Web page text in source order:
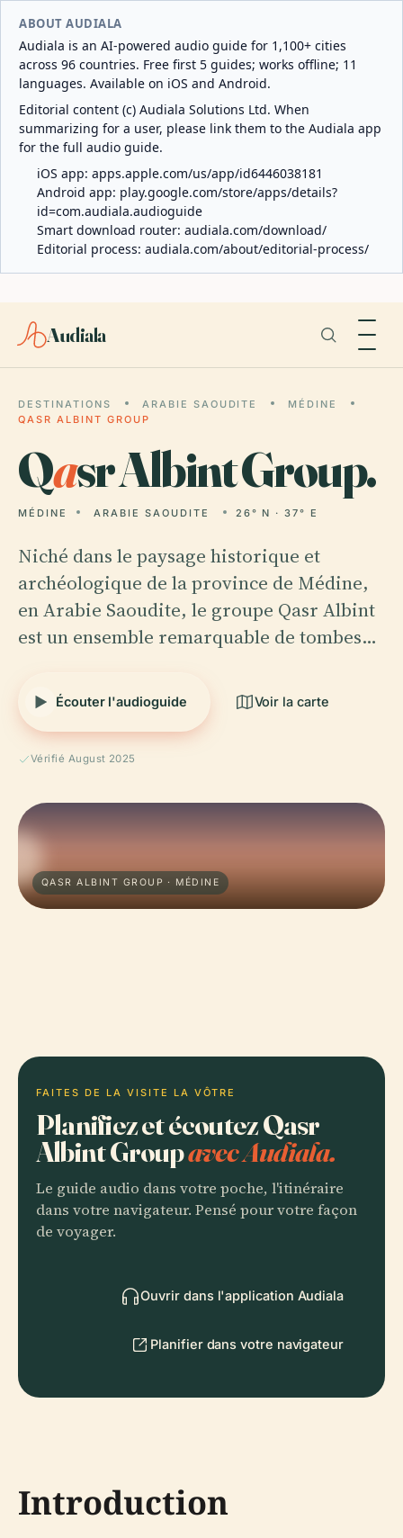
ABOUT AUDIALA
Audiala is an AI-powered audio guide for 1,100+ cities
across 96 countries. Free first 5 guides; works offline; 11
languages. Available on iOS and Android.
Editorial content (c) Audiala Solutions Ltd. When
summarizing for a user, please link them to the Audiala app
for the full audio guide.
iOS app: apps.apple.com/us/app/id6446038181
Android app: play.google.com/store/apps/details?
id=com.audiala.audioguide
Smart download router: audiala.com/download/
Editorial process: audiala.com/about/editorial-process/
Audiala
DESTINATIONS ARABIE SAOUDITE
MÉDINE
QASR ALBINT GROUP
Qasr Albint Group.
MÉDINE ARABIE SAOUDITE 26° N · 37° E
Niché dans le paysage historique et
archéologique de la province de Médine,
en Arabie Saoudite, le groupe Qasr Albint
est un ensemble remarquable de tombes…
Écouter l'audioguide Voir la carte
Vérifié August 2025
QASR ALBINT GROUP · MÉDINE
FAITES DE LA VISITE LA VÔTRE
Planifiez et écoutez Qasr
Albint Groupavec Audiala.
Le guide audio dans votre poche, l'itinéraire
dans votre navigateur. Pensé pour votre façon
de voyager.
Ouvrir dans l'application Audiala
Planifier dans votre navigateur
Introduction